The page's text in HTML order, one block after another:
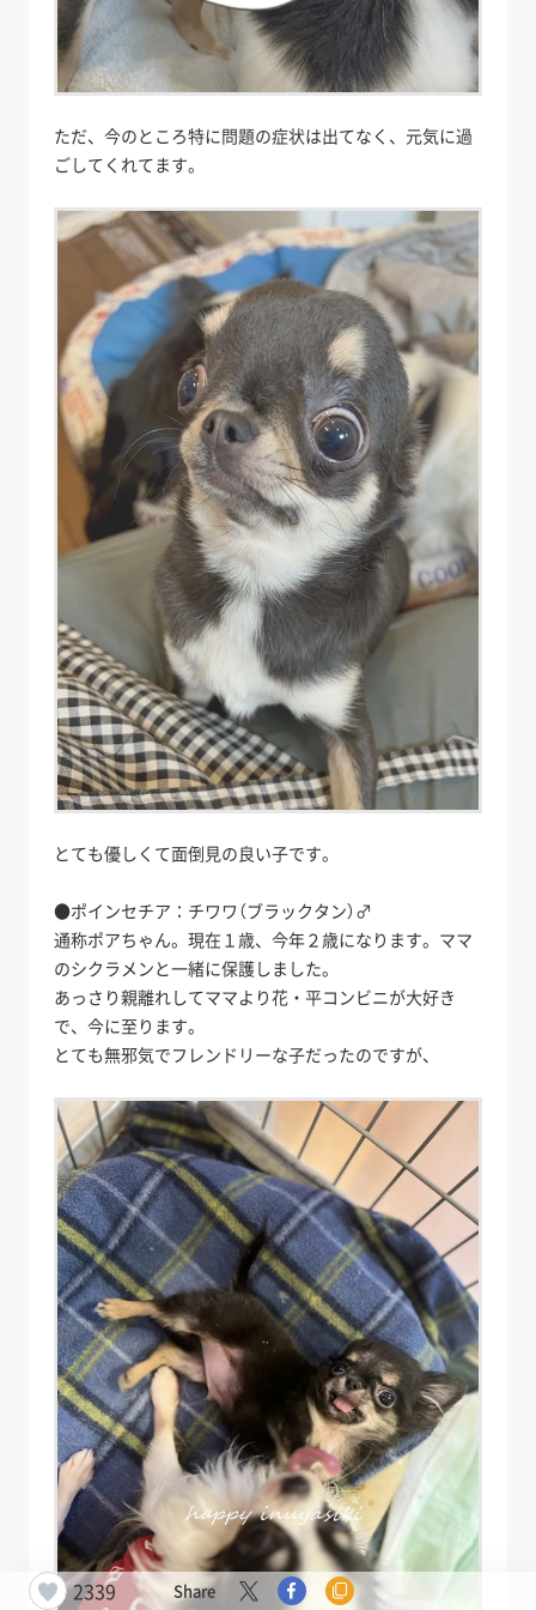
2339 Share
ただ、今のところ特に問題の症状は出てなく、元気に過
ごしてくれてます。
とても優しくて面倒見の良い子です。
●ポインセチア：チワワ（ブラックタン）♂
通称ポアちゃん。現在１歳、今年２歳になります。ママ
のシクラメンと一緒に保護しました。
あっさり親離れしてママより花・平コンビニが大好き
で、今に至ります。
とても無邪気でフレンドリーな子だったのですが、